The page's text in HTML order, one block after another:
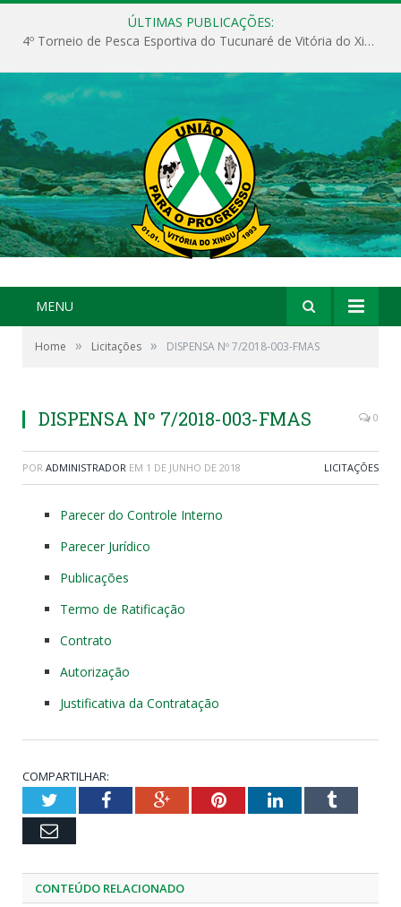
ÚLTIMAS PUBLICAÇÕES:
4º Torneio de Pesca Esportiva do Tucunaré de Vitória do Xingu
MENU
Home » Licitações » DISPENSA Nº 7/2018-003-FMAS
DISPENSA Nº 7/2018-003-FMAS 0
POR ADMINISTRADOR EM 1 DE JUNHO DE 2018 LICITAÇÕES
Parecer do Controle Interno
Parecer Jurídico
Publicações
Termo de Ratificação
Contrato
Autorização
Justificativa da Contratação
COMPARTILHAR:
TwitterFacebookGoogle+PinterestLinkedInTumblr
Email
CONTEÚDO RELACIONADO